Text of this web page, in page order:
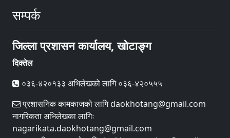
सम्पर्क
जिल्ला प्रशासन कार्यालय, खोटाङ्ग
दिक्तेल
०३६-४२०१३३ अभिलेखको लागि ०३६-४२०५५५
प्रशासनिक कामकाजको लागि daokhotang@gmail.com
नागरिकता अभिलेखका लागिः
nagarikata.daokhotang@gmail.com